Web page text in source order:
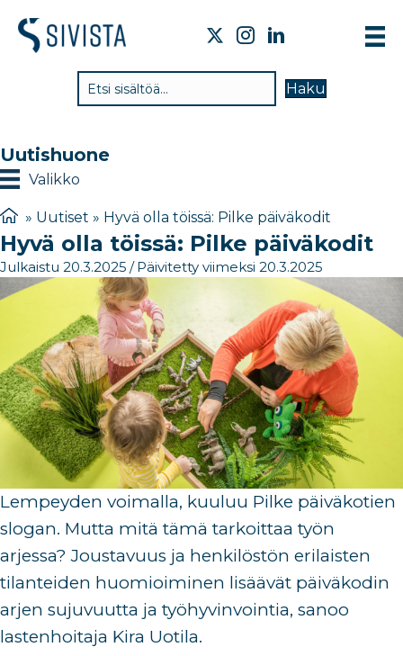
Haku
Uutishuone
Valikko
» Uutiset » Hyvä olla töissä: Pilke päiväkodit
Hyvä olla töissä: Pilke päiväkodit
Julkaistu 20.3.2025 / Päivitetty viimeksi 20.3.2025
Lempeyden voimalla, kuuluu Pilke päiväkotien
slogan. Mutta mitä tämä tarkoittaa työn
arjessa? Joustavuus ja henkilöstön erilaisten
tilanteiden huomioiminen lisäävät päiväkodin
arjen sujuvuutta ja työhyvinvointia, sanoo
lastenhoitaja Kira Uotila.